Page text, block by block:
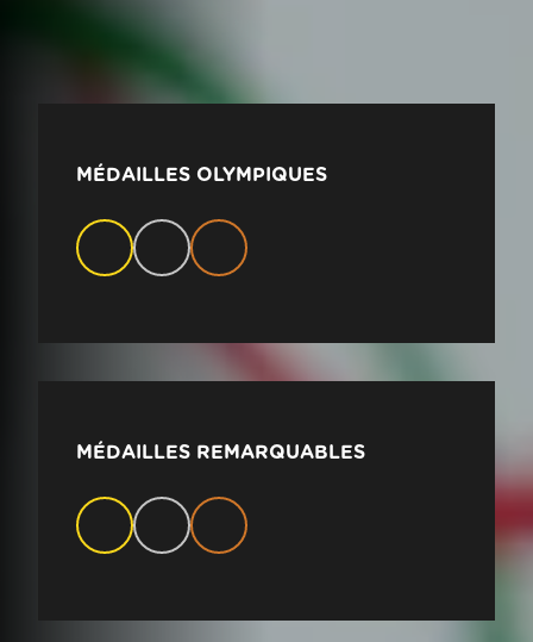
MÉDAILLES OLYMPIQUES
MÉDAILLES REMARQUABLES